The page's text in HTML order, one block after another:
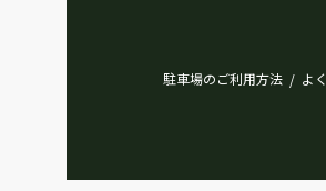
駐車場のご利用方法 / よ